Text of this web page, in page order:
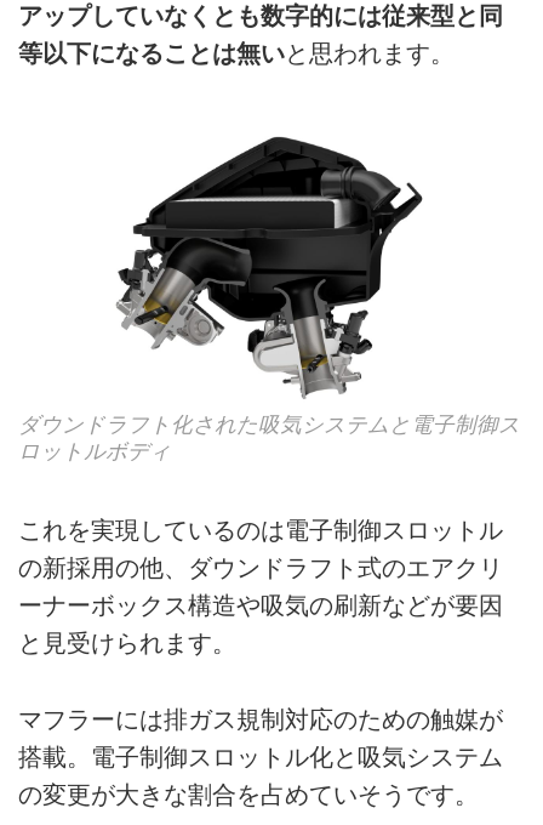
アップしていなくとも数字的には従来型と同
等以下になることは無いと思われます。
ダウンドラフト化された吸気システムと電子制御ス
ロットルボディ
これを実現しているのは電子制御スロットル
の新採用の他、ダウンドラフト式のエアクリ
ーナーボックス構造や吸気の刷新などが要因
と見受けられます。
マフラーには排ガス規制対応のための触媒が
搭載。電子制御スロットル化と吸気システム
の変更が大きな割合を占めていそうです。